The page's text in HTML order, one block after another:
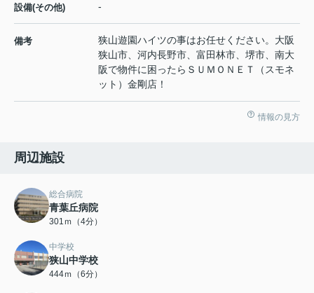
設備(その他) -
備考
狭山遊園ハイツの事はお任せください。大阪
狭山市、河内長野市、富田林市、堺市、南大
阪で物件に困ったらＳＵＭＯＮＥＴ（スモネ
ット）金剛店！
情報の見方
周辺施設
総合病院
青葉丘病院
301ｍ（4分）
中学校
狭山中学校
444ｍ（6分）